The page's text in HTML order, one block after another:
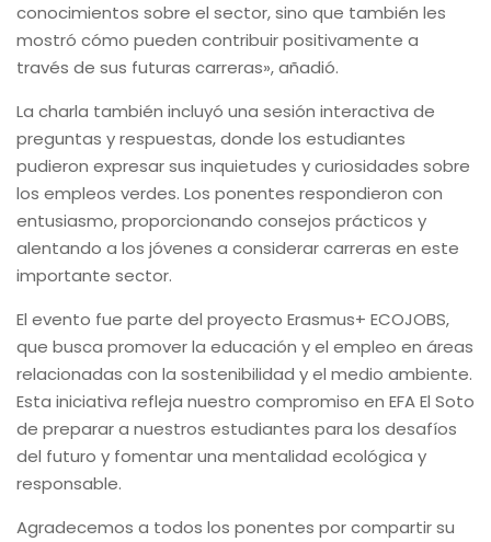
conocimientos sobre el sector, sino que también les
mostró cómo pueden contribuir positivamente a
través de sus futuras carreras», añadió.
La charla también incluyó una sesión interactiva de
preguntas y respuestas, donde los estudiantes
pudieron expresar sus inquietudes y curiosidades sobre
los empleos verdes. Los ponentes respondieron con
entusiasmo, proporcionando consejos prácticos y
alentando a los jóvenes a considerar carreras en este
importante sector.
El evento fue parte del proyecto Erasmus+ ECOJOBS,
que busca promover la educación y el empleo en áreas
relacionadas con la sostenibilidad y el medio ambiente.
Esta iniciativa refleja nuestro compromiso en EFA El Soto
de preparar a nuestros estudiantes para los desafíos
del futuro y fomentar una mentalidad ecológica y
responsable.
Agradecemos a todos los ponentes por compartir su